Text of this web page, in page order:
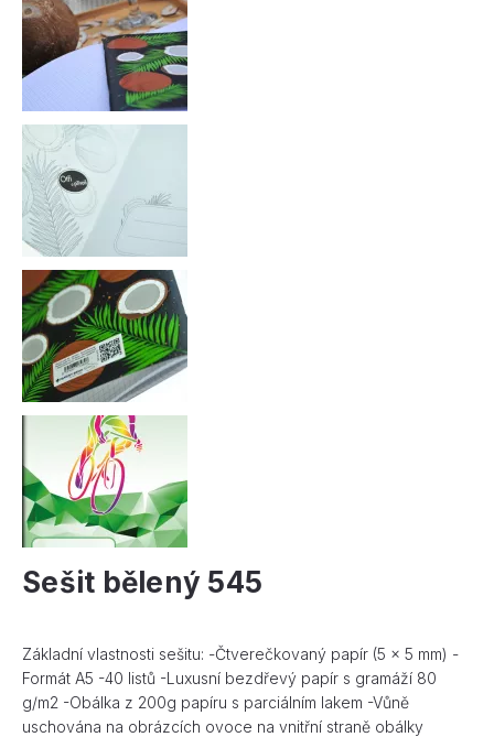
Sešit bělený 545
Základní vlastnosti sešitu: -Čtverečkovaný papír (5 × 5 mm) -
Formát A5 -40 listů -Luxusní bezdřevý papír s gramáží 80
g/m2 -Obálka z 200g papíru s parciálním lakem -Vůně
uschována na obrázcích ovoce na vnitřní straně obálky